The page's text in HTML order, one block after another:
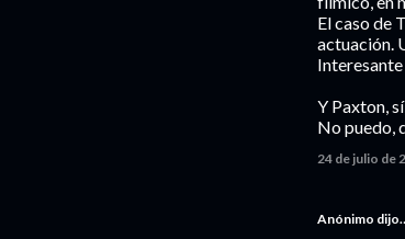
El caso de
actuación.
Interesante
Y Paxton,
No puedo,
24 de julio de
Anónimo